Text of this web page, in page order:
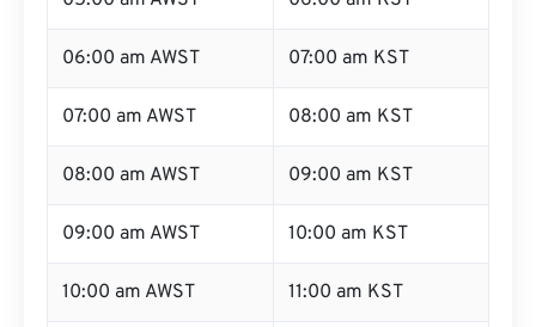
06:00 am AWST 07:00 am KST
07:00 am AWST 08:00 am KST
08:00 am AWST 09:00 am KST
09:00 am AWST 10:00 am KST
10:00 am AWST 11:00 am KST